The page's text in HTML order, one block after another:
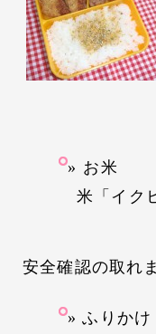
お米
米「イク
全検査
安全確認の取れ
ふりか